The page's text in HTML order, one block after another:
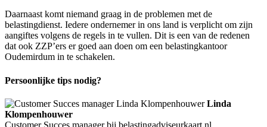
Daarnaast komt niemand graag in de problemen met de
belastingdienst. Iedere ondernemer in ons land is verplicht om zijn
aangiftes volgens de regels in te vullen. Dit is een van de redenen
dat ook ZZP’ers er goed aan doen om een belastingkantoor
Oudemirdum in te schakelen.
Persoonlijke tips nodig?
Linda
Klompenhouwer
Customer Succes manager bij belastingadviseurkaart.nl